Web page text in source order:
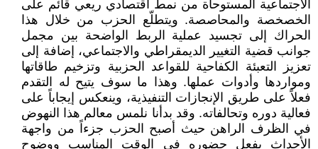
الاجتماعية المستوحاة من نمط اقتصادي ريعي قائم على
الخصخصة والمحاصصة. ويتطلّع الحزب من خلال هذا
الحراك إلى تجسيد عملية الربط الواضحة بين مجمل
جوانب قضية التغيير الديمقراطي والاجتماعي، إضافة إلى
تعزيز التعبئة الكفاحية للقواعد الحزبية وتزخيم طاقاتها
ومواردها وأدوات عملها. وهذا ما سوف يتيح له التقدم
فعلاً على طريق الإنجازات التنفيذية، وينعكس إيجاباً على
فعالية دوره وتحالفاته. وقد بدأنا نلمس معالم هذا النهوض
في الظرف الراهن حيث أصبح الحزب جزءاً من واجهة
الأحداث بفعل حضوره في الوقت المناسب ووضوح